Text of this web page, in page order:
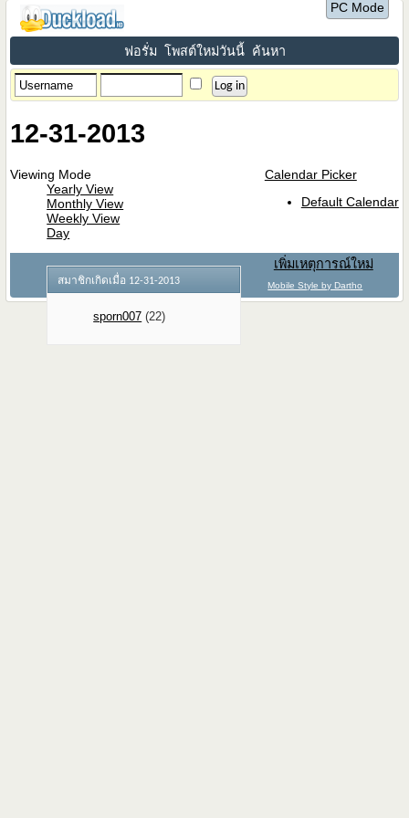
PC Mode
ฟอรั่ม โพสต์ใหม่วันนี้ ค้นหา
12-31-2013
Calendar Picker
Default Calendar
Viewing Mode
Yearly View
Monthly View
Weekly View
Day
สมาชิกเกิดเมื่อ 12-31-2013
sporn007 (22)
เพิ่มเหตุการณ์ใหม่
Mobile Style by Dartho